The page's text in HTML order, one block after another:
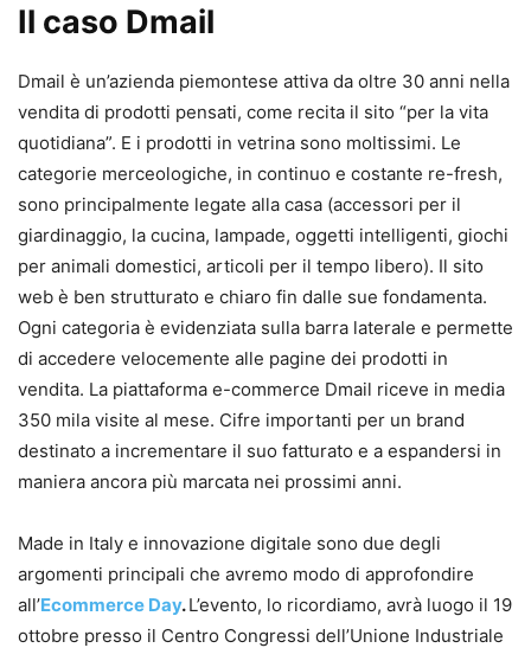
Il caso Dmail
Dmail è un’azienda piemontese attiva da oltre 30 anni nella
vendita di prodotti pensati, come recita il sito “per la vita
quotidiana”. E i prodotti in vetrina sono moltissimi. Le
categorie merceologiche, in continuo e costante re-fresh,
sono principalmente legate alla casa (accessori per il
giardinaggio, la cucina, lampade, oggetti intelligenti, giochi
per animali domestici, articoli per il tempo libero). Il sito
web è ben strutturato e chiaro fin dalle sue fondamenta.
Ogni categoria è evidenziata sulla barra laterale e permette
di accedere velocemente alle pagine dei prodotti in
vendita. La piattaforma e-commerce Dmail riceve in media
350 mila visite al mese. Cifre importanti per un brand
destinato a incrementare il suo fatturato e a espandersi in
maniera ancora più marcata nei prossimi anni.
Made in Italy e innovazione digitale sono due degli
argomenti principali che avremo modo di approfondire
all’Ecommerce Day.L’evento, lo ricordiamo, avrà luogo il 19
ottobre presso il Centro Congressi dell’Unione Industriale